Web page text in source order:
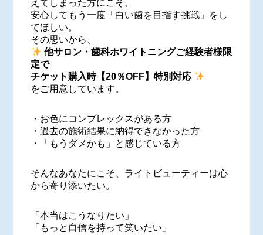
えてしまった方にこそ、
安心してもう一度「白い歯を目指す挑戦」をし
てほしい。
その思いから、
他サロン・歯科ホワイトニングご経験者様限
定で
チケット購入時【20％OFF】特別対応
をご用意しています。
・お色にコンプレックスがある方
・過去の施術結果に納得できなかった方
・「もうダメかも」と感じている方
そんなあなたにこそ、ライトビューティーは心
から寄り添いたい。
「本当はこうなりたい」
「もっと自信を持って笑いたい」